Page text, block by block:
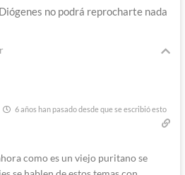
no podrá reprocharte nada
6 años han pasado desde que se escribió esto
como es un viejo puritano se